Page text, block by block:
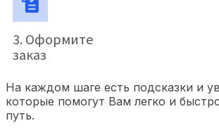
3. Оформите
заказ
На каждом шаге есть подсказки и
которые помогут Вам легко и
путь.